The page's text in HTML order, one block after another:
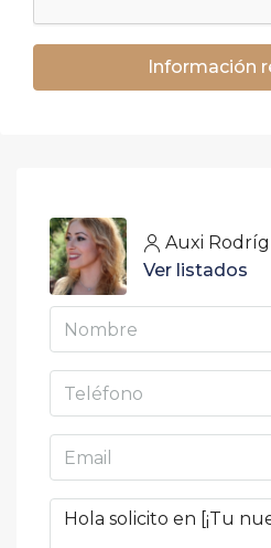
Información
Auxi
Ver listados